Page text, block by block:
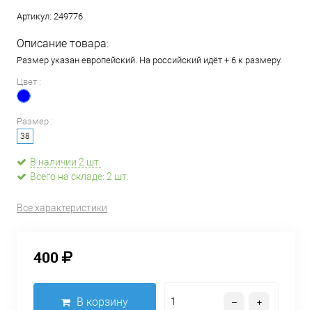
Артикул: 249776
Описание товара:
Размер указан европейский. На российский идёт + 6 к размеру.
Цвет :
Размер :
38
В наличии 2 шт.
Всего на складе: 2 шт.
Все характеристики
400
В корзину